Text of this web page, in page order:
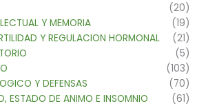
(20)
Y MEMORIA
(19)
Y REGULACION HORMONAL
(21)
(5)
(103)
Y DEFENSAS
(70)
ESTADO DE ANIMO E INSOMNIO
(61)